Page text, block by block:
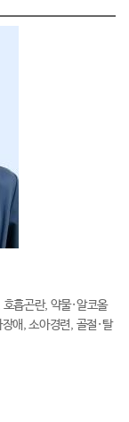
흡곤란, 약물·알코올
애, 소아경련, 골절·탈